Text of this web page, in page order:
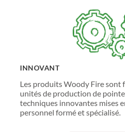
INNOVANT
Les produits Woody Fire sont
unités de production de
techniques innovantes mises
personnel formé et spécialisé.